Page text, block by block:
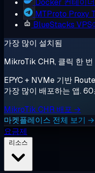
Docker 컨테이
MTProto Proxy
BlueStacks VPS
가장 많이 설치됨
MikroTik CHR, 클릭 한 번
EPYC + NVMe 기반
가장 많이 배포하는 앱.
MikroTik CHR 배포 →
마켓플레이스 전체 보기 →
요금제